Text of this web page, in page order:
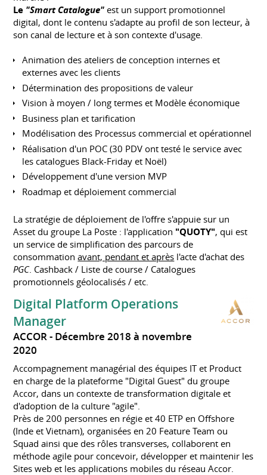
Le "Smart Catalogue" est un support promotionnel
digital, dont le contenu s'adapte au profil de son lecteur, à
son canal de lecture et à son contexte d'usage.
Animation des ateliers de conception internes et
externes avec les clients
Détermination des propositions de valeur
Vision à moyen / long termes et Modèle économique
Business plan et tarification
Modélisation des Processus commercial et opérationnel
Réalisation d'un POC (30 PDV ont testé le service avec
les catalogues Black-Friday et Noël)
Développement d'une version MVP
Roadmap et déploiement commercial
La stratégie de déploiement de l'offre s'appuie sur un
Asset du groupe La Poste : l'application "QUOTY", qui est
un service de simplification des parcours de
consommationavant, pendant et après l'acte d'achat des
PGC. Cashback / Liste de course / Catalogues
promotionnels géolocalisés / etc.
Digital Platform Operations
Manager
ACCOR
Décembre 2018 à novembre
2020
Accompagnement managérial des équipes IT et Product
en charge de la plateforme "Digital Guest" du groupe
Accor, dans un contexte de transformation digitale et
d'adoption de la culture "agile".
Près de 200 personnes en régie et 40 ETP en Offshore
(Inde et Vietnam), organisées en 20 Feature Team ou
Squad ainsi que des rôles transverses, collaborent en
méthode agile pour concevoir, développer et maintenir les
Sites web et les applications mobiles du réseau Accor.